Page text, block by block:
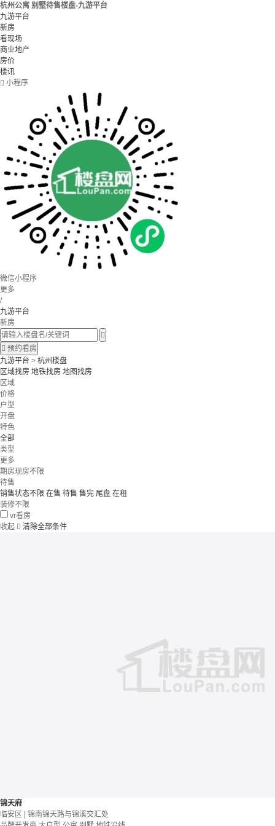
杭州公寓 别墅待售楼盘-九游平台
九游平台
新房
看现场
商业地产
房价
楼讯
 小程序
微信小程序
更多
/
九游平台
新房

 预约看房
九游平台 > 杭州楼盘
区域找房 地铁找房 地图找房
区域
价格
户型
开盘
特色
全部
类型
更多
期房现房不限
待售
销售状态不限 在售 待售 售完 尾盘 在租
装修不限
vr看房
收起  清除全部条件
锦天府
临安区 | 锦南锦天路与锦溪交汇处